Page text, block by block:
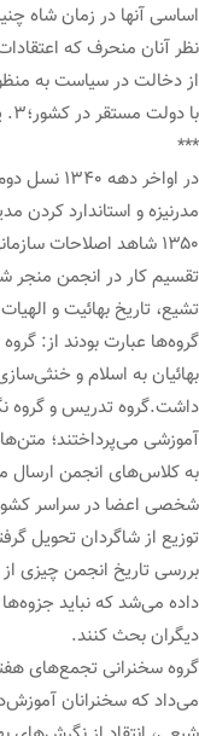
از دخالت در سیاست به
با دولت مستقر در کشور؛۳. پیروی از مرجعیت دینی.
***
در اواخر
مدرنیزه و استاندارد کردن
۱۳۵۰ شاهد اصلاحات
تقسیم کار در انجمن منجر
تشیع، تاریخ بهائیت و
گروه‌ها عبارت بودند از:
بهائیان به اسلام و
داشت.گروه تدریس و گروه
آموزشی می‌پرداختند؛
به کلاس‌های انجمن
شخصی اعضا در سراسر
توزیع از شاگردان تحویل
بررسی تاریخ انجمن چیزی
داده می‌شد که نباید جزوه‌ها
دیگران بحث کنند.
گروه سخنرانی تجمع‌های
می‌داد که سخنرانان